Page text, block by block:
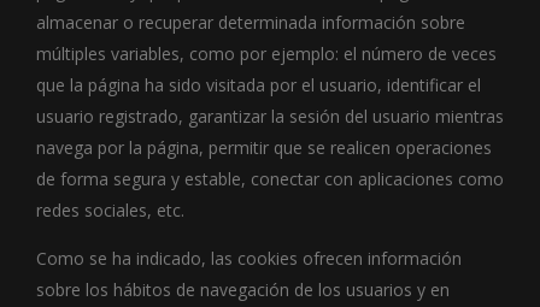
almacenar o recuperar determinada información sobre
múltiples variables, como por ejemplo: el número de veces
que la página ha sido visitada por el usuario, identificar el
usuario registrado, garantizar la sesión del usuario mientras
navega por la página, permitir que se realicen operaciones
de forma segura y estable, conectar con aplicaciones como
redes sociales, etc.
Como se ha indicado, las cookies ofrecen información
sobre los hábitos de navegación de los usuarios y en